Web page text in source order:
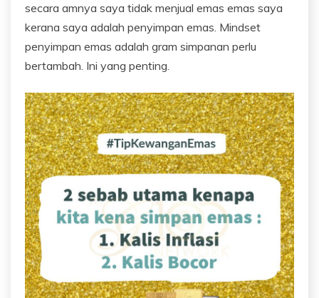
secara amnya saya tidak menjual emas emas saya
kerana saya adalah penyimpan emas. Mindset
penyimpan emas adalah gram simpanan perlu
bertambah. Ini yang penting.